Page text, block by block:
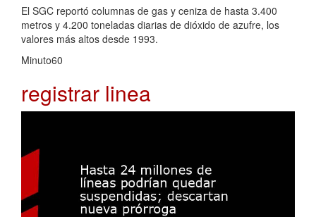
El SGC reportó columnas de gas y ceniza de hasta 3.400
metros y 4.200 toneladas diarias de dióxido de azufre, los
valores más altos desde 1993.
Minuto60
registrar linea